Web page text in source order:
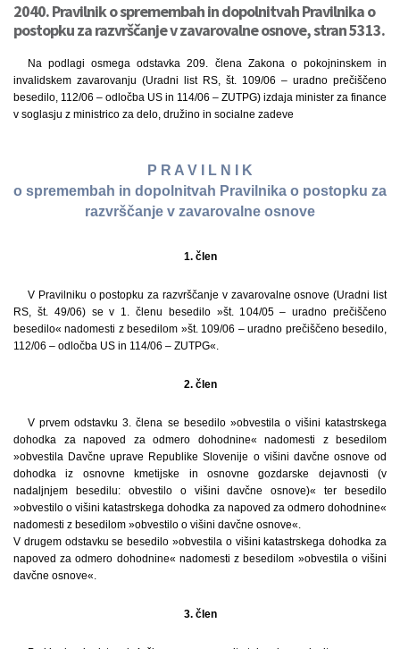
2040. Pravilnik o spremembah in dopolnitvah Pravilnika o
postopku za razvrščanje v zavarovalne osnove, stran 5313.
Na podlagi osmega odstavka 209. člena Zakona o pokojninskem in
invalidskem zavarovanju (Uradni list RS, št. 109/06 – uradno prečiščeno
besedilo, 112/06 – odločba US in 114/06 – ZUTPG) izdaja minister za finance
v soglasju z ministrico za delo, družino in socialne zadeve
P R A V I L N I K
o spremembah in dopolnitvah Pravilnika o postopku za
razvrščanje v zavarovalne osnove
1. člen
V Pravilniku o postopku za razvrščanje v zavarovalne osnove (Uradni list
RS, št. 49/06) se v 1. členu besedilo »št. 104/05 – uradno prečiščeno
besedilo« nadomesti z besedilom »št. 109/06 – uradno prečiščeno besedilo,
112/06 – odločba US in 114/06 – ZUTPG«.
2. člen
V prvem odstavku 3. člena se besedilo »obvestila o višini katastrskega
dohodka za napoved za odmero dohodnine« nadomesti z besedilom
»obvestila Davčne uprave Republike Slovenije o višini davčne osnove od
dohodka iz osnovne kmetijske in osnovne gozdarske dejavnosti (v
nadaljnjem besedilu: obvestilo o višini davčne osnove)« ter besedilo
»obvestilo o višini katastrskega dohodka za napoved za odmero dohodnine«
nadomesti z besedilom »obvestilo o višini davčne osnove«.
V drugem odstavku se besedilo »obvestila o višini katastrskega dohodka za
napoved za odmero dohodnine« nadomesti z besedilom »obvestila o višini
davčne osnove«.
3. člen